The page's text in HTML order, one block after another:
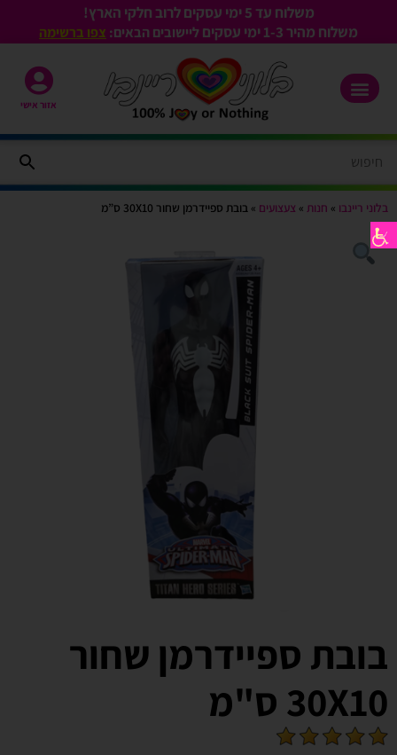
משלוח עד 5 ימי עסקים לרוב חלקי הארץ!
משלוח מהיר 1-3
ימי עסקים ליישובים הבאים: צפו ברשימה
אזור אישי
בלוני ריינבו » חנות » צעצועים » בובת ספיידרמן שחור 30X10 ס”מ
בובת ספיידרמן שחור
30X10 ס"מ